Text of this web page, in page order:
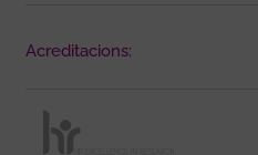
Acreditacions: